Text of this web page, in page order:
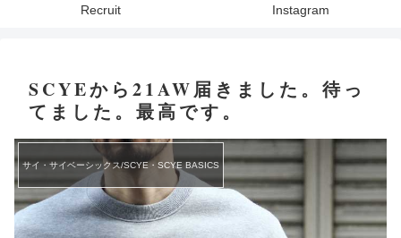
Recruit Instagram
SCYEから21AW届きました。待っ
てました。最高です。
サイ・サイベーシックス/SCYE・SCYE BASICS